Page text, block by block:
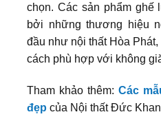
chọn. Các sản phẩm
bởi những thương hiệu
đầu như nội thất Hòa
cách phù hợp với không
Tham khảo thêm: Các
đẹp của Nội thất Đức